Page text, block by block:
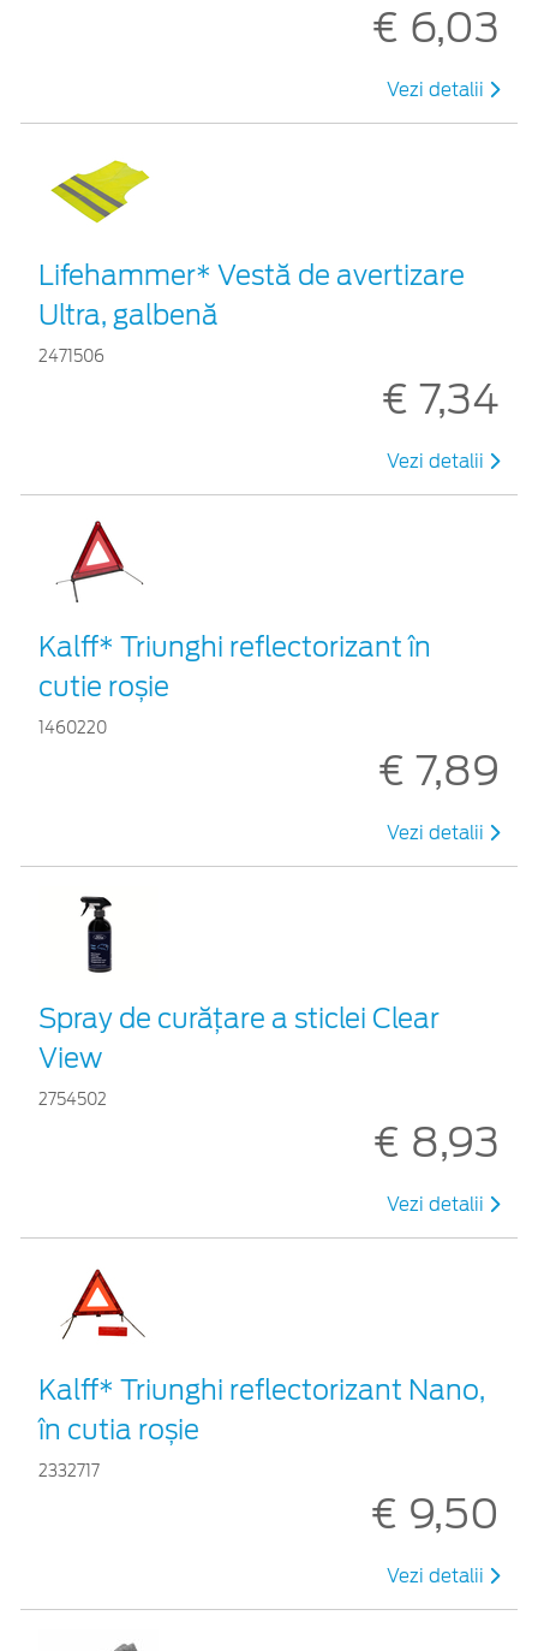
€ 6,03
Vezi detalii
Lifehammer* Vestă de avertizare
Ultra, galbenă
2471506
€ 7,34
Vezi detalii
Kalff* Triunghi reflectorizant în
cutie roșie
1460220
€ 7,89
Vezi detalii
Spray de curățare a sticlei Clear
View
2754502
€ 8,93
Vezi detalii
Kalff* Triunghi reflectorizant Nano,
în cutia roșie
2332717
€ 9,50
Vezi detalii